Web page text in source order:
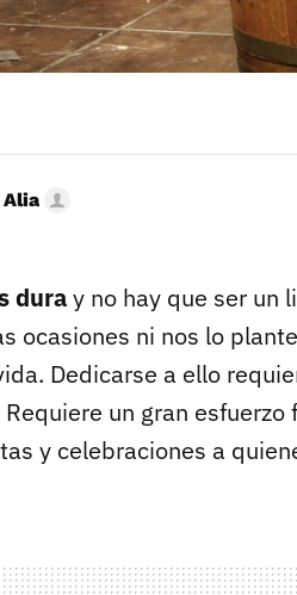
Alia
duray no hay que ser un
ocasiones ni nos lo
Dedicarse a ello
un gran
y celebraciones a